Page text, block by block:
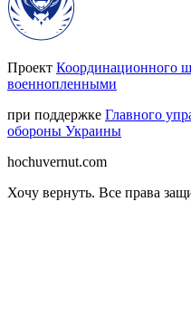
Проект Координационного
военнопленными
при поддержке Главного
обороны Украины
hochuvernut.com
Хочу вернуть. Все права